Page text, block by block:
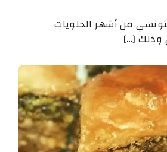
من أشهر الحلويات
وذلك […]